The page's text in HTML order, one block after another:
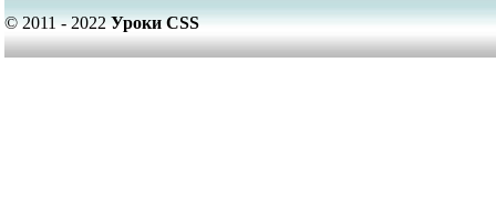
© 2011 - 2022Уроки CSS